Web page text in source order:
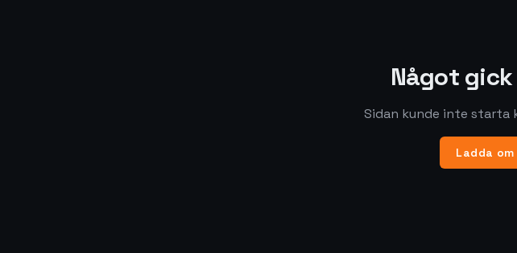
Något
Sidan kunde inte starta
Ladda om